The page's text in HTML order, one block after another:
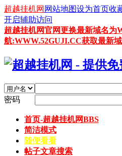
超越挂机网 网站地图设为首页收
开启辅助访问
超越挂机网官网更换最新域名为
航:WWW.52GUJI.CC获取最新
密码
首页-超越挂机网BBS
简洁模式
随便看看
帖子文章搜索